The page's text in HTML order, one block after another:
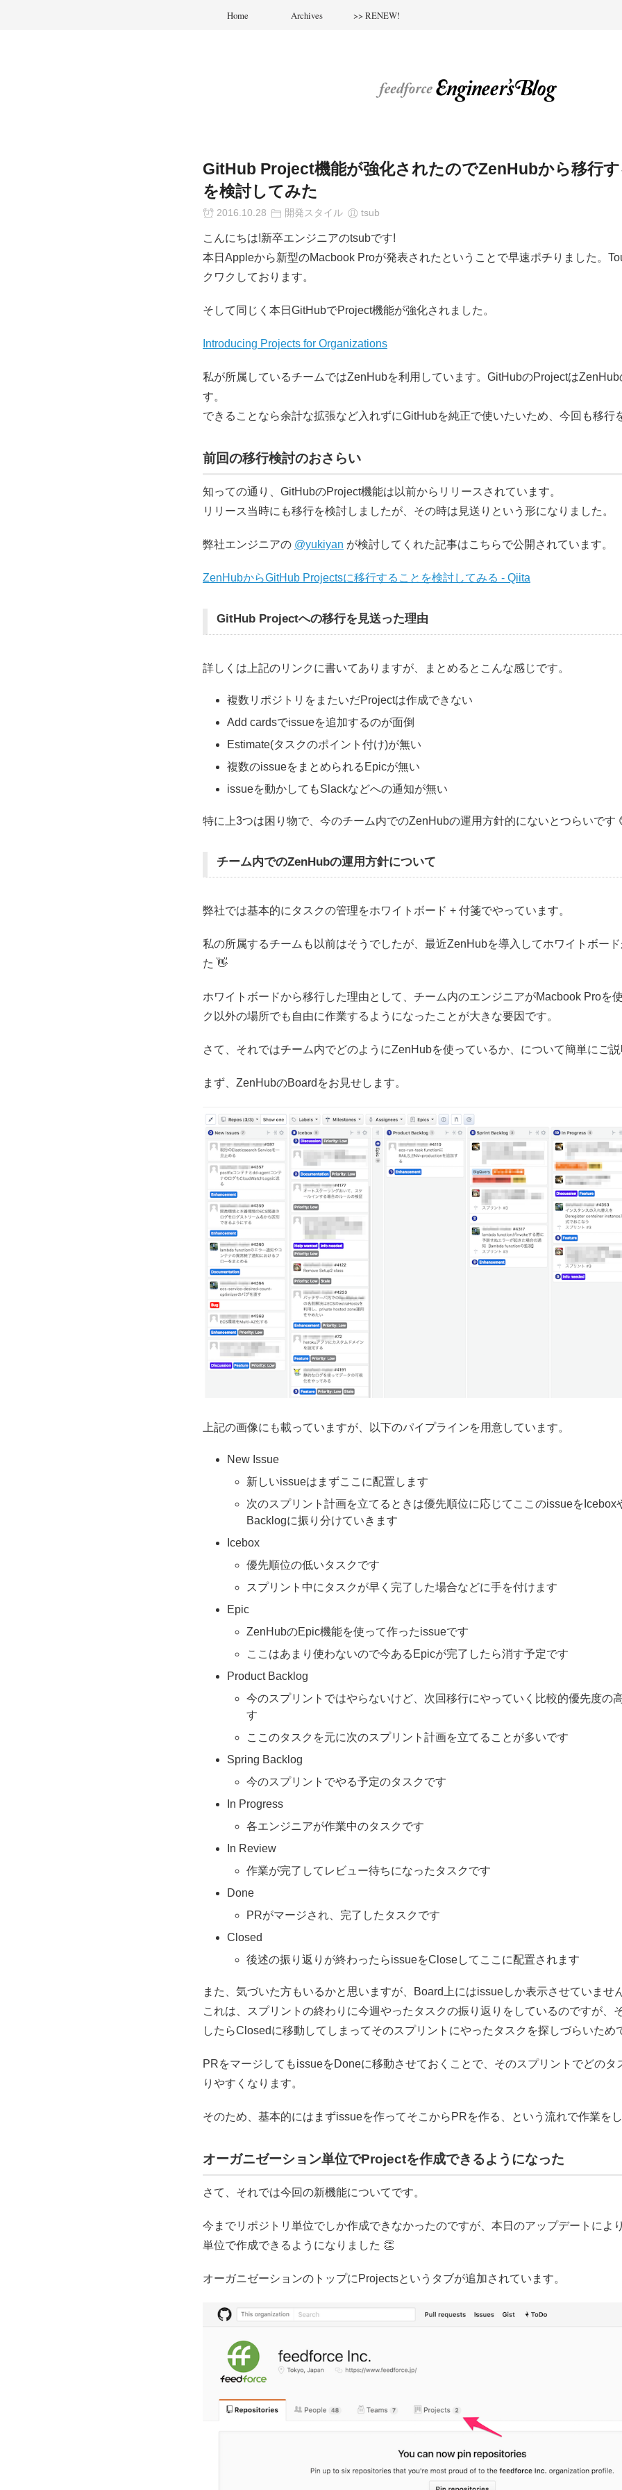
Home Archives >> RENEW!
GitHub Project機能が強化されたのでZenHubから移行
を検討してみた
2016.10.28 開発スタイル tsub
こんにちは!新卒エンジニアのtsubです!
本日Appleから新型のMacbook Proが発表されたということで早速ポチりました。
クワクしております。
そして同じく本日GitHubでProject機能が強化されました。
Introducing Projects for Organizations
私が所属しているチームではZenHubを利用しています。GitHubのProjectは
す。
できることなら余計な拡張など入れずにGitHubを純正で使いたいため、今回も移行
前回の移行検討のおさらい
知っての通り、GitHubのProject機能は以前からリリースされています。
リリース当時にも移行を検討しましたが、その時は見送りという形になりました。
弊社エンジニアの @yukiyan が検討してくれた記事はこちらで公開されています。
ZenHubからGitHub Projectsに移行することを検討してみる - Qiita
GitHub Projectへの移行を見送った理由
詳しくは上記のリンクに書いてありますが、まとめるとこんな感じです。
複数リポジトリをまたいだProjectは作成できない
Add cardsでissueを追加するのが面倒
Estimate(タスクのポイント付け)が無い
複数のissueをまとめられるEpicが無い
issueを動かしてもSlackなどへの通知が無い
特に上3つは困り物で、今のチーム内でのZenHubの運用方針的にないとつらいです
チーム内でのZenHubの運用方針について
弊社では基本的にタスクの管理をホワイトボード + 付箋でやっています。
私の所属するチームも以前はそうでしたが、最近ZenHubを導入してホワイトボー
た 👋
ホワイトボードから移行した理由として、チーム内のエンジニアがMacbook Proを
ク以外の場所でも自由に作業するようになったことが大きな要因です。
さて、それではチーム内でどのようにZenHubを使っているか、について簡単にご
まず、ZenHubのBoardをお見せします。
上記の画像にも載っていますが、以下のパイプラインを用意しています。
New Issue
新しいissueはまずここに配置します
次のスプリント計画を立てるときは優先順位に応じてここのissueをIcebox
Backlogに振り分けていきます
Icebox
優先順位の低いタスクです
スプリント中にタスクが早く完了した場合などに手を付けます
Epic
ZenHubのEpic機能を使って作ったissueです
ここはあまり使わないので今あるEpicが完了したら消す予定です
Product Backlog
今のスプリントではやらないけど、次回移行にやっていく比較的優先度の
す
ここのタスクを元に次のスプリント計画を立てることが多いです
Spring Backlog
今のスプリントでやる予定のタスクです
In Progress
各エンジニアが作業中のタスクです
In Review
作業が完了してレビュー待ちになったタスクです
Done
PRがマージされ、完了したタスクです
Closed
後述の振り返りが終わったらissueをCloseしてここに配置されます
また、気づいた方もいるかと思いますが、Board上にはissueしか表示させていませ
これは、スプリントの終わりに今週やったタスクの振り返りをしているのですが、
したらClosedに移動してしまってそのスプリントにやったタスクを探しづらいため
PRをマージしてもissueをDoneに移動させておくことで、そのスプリントでどのタ
りやすくなります。
そのため、基本的にはまずissueを作ってそこからPRを作る、という流れで作業を
オーガニゼーション単位でProjectを作成できるようになった
さて、それでは今回の新機能についてです。
今までリポジトリ単位でしか作成できなかったのですが、本日のアップデートによ
単位で作成できるようになりました 👏
オーガニゼーションのトップにProjectsというタブが追加されています。